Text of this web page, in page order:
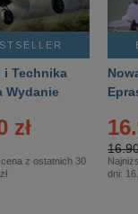
i Technika
Wydanie
zł
z ostatnich 30
dni: